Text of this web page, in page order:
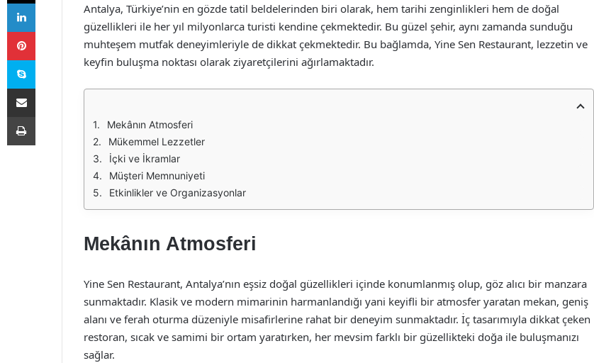
Antalya, Türkiye’nin en gözde tatil beldelerinden biri olarak, hem tarihi zenginlikleri hem de doğal
güzellikleri ile her yıl milyonlarca turisti kendine çekmektedir. Bu güzel şehir, aynı zamanda sunduğu
muhteşem mutfak deneyimleriyle de dikkat çekmektedir. Bu bağlamda, Yine Sen Restaurant, lezzetin ve
keyfin buluşma noktası olarak ziyaretçilerini ağırlamaktadır.
Mekânın Atmosferi
Mükemmel Lezzetler
İçki ve İkramlar
Müşteri Memnuniyeti
Etkinlikler ve Organizasyonlar
Mekânın Atmosferi
Yine Sen Restaurant, Antalya’nın eşsiz doğal güzellikleri içinde konumlanmış olup, göz alıcı bir manzara
sunmaktadır. Klasik ve modern mimarinin harmanlandığı yani keyifli bir atmosfer yaratan mekan, geniş
alanı ve ferah oturma düzeniyle misafirlerine rahat bir deneyim sunmaktadır. İç tasarımıyla dikkat çeken
restoran, sıcak ve samimi bir ortam yaratırken, her mevsim farklı bir güzellikteki doğa ile buluşmanızı
sağlar.
LinkedIn
Pinterest
Skype
E-Posta ile paylaş